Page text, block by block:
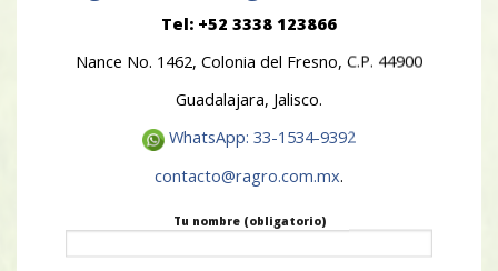
Tel: +52 3338 123866
Nance No. 1462, Colonia del Fresno, C.P. 44900
Guadalajara, Jalisco.
WhatsApp: 33-1534-9392
contacto@ragro.com.mx.
Tu nombre (obligatorio)